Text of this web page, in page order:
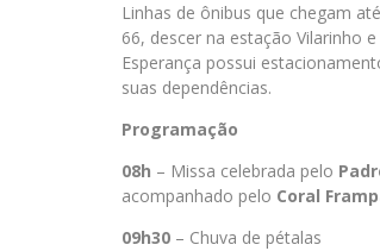
Linhas de ônibus que chegam
66, descer na estação Vilarinho
Esperança possui
suas dependências.
Programação
08h – Missa celebrada pelo
acompanhado pelo Coral
09h30 – Chuva de pétalas